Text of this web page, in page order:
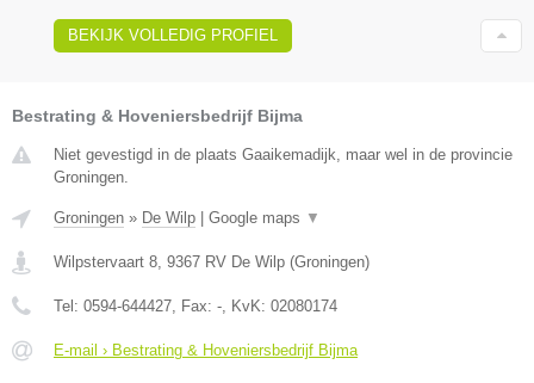
BEKIJK VOLLEDIG PROFIEL
Bestrating & Hoveniersbedrijf Bijma
Niet gevestigd in de plaats Gaaikemadijk, maar wel in de provincie
Groningen.
Groningen » De Wilp | Google maps ▼
Wilpstervaart 8 9367 RV De Wilp (Groningen)
Tel: 0594-644427 , Fax: - , KvK: 02080174
E-mail › Bestrating & Hoveniersbedrijf Bijma